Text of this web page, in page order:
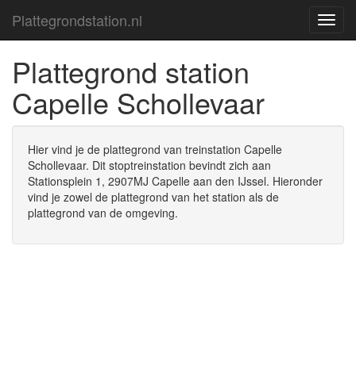
Plattegrondstation.nl
Plattegrond station
Capelle Schollevaar
Hier vind je de plattegrond van treinstation Capelle
Schollevaar. Dit stoptreinstation bevindt zich aan
Stationsplein 1, 2907MJ Capelle aan den IJssel. Hieronder
vind je zowel de plattegrond van het station als de
plattegrond van de omgeving.